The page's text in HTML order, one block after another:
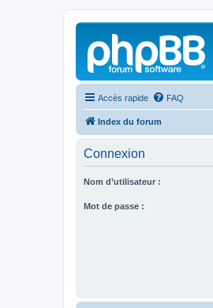
Accès rapide FAQ
Index du forum
Connexion
Nom d’utilisateur :
Mot de passe :